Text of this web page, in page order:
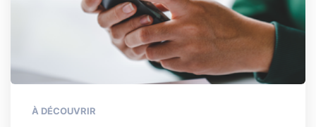
À DÉCOUVRIR